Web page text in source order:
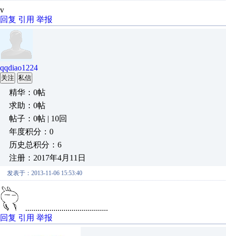
v
回复 引用 举报
qqdiao1224
关注 私信
精华：0帖
求助：0帖
帖子：0帖 | 10回
年度积分：0
历史总积分：6
注册：2017年4月11日
发表于：2013-11-06 15:53:40
.........................................
回复 引用 举报